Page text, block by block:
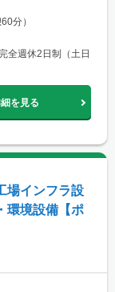
分）
全週休2日制（土日
を見る
場インフラ設
環境設備【ポ